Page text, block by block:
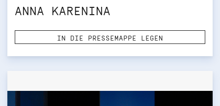
ANNA KARENINA
IN DIE PRESSEMAPPE LEGEN